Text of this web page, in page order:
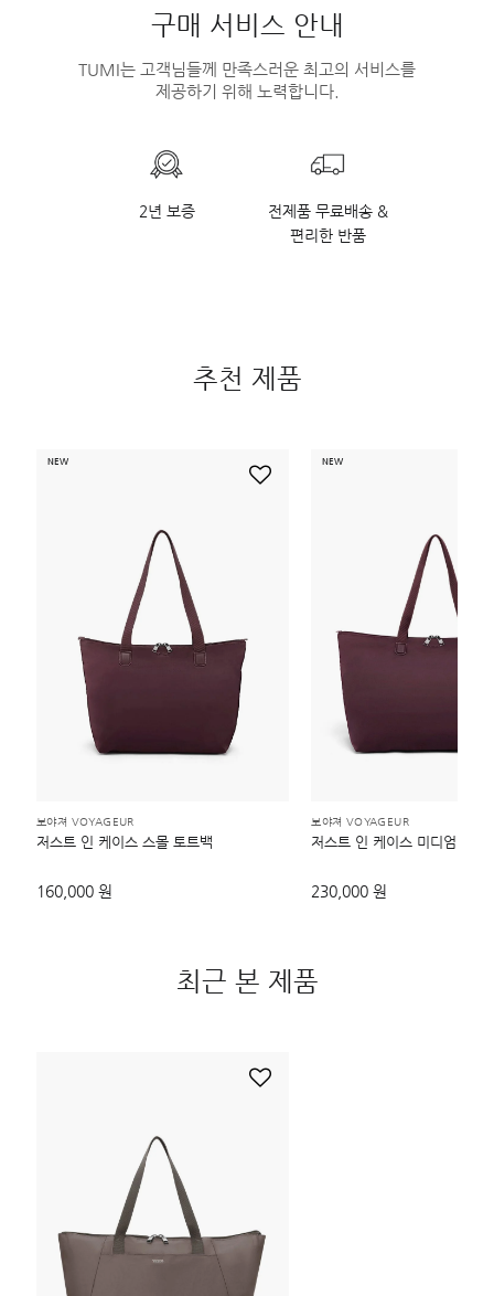
구매 서비스 안내
TUMI는 고객님들께 만족스러운 최고의 서비스를
제공하기 위해 노력합니다.
2년 보증
전제품 무료배송 &
편리한 반품
추천 제품
NEW
보야져 VOYAGEUR
저스트 인 케이스 스몰 토트백
160,000 원
NEW
보야져 VOYAGEUR
저스트 인 케이스 미디엄 토트
230,000 원
최근 본 제품